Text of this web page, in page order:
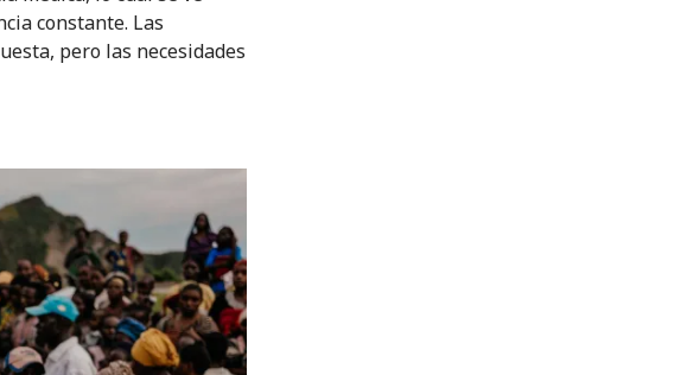
constante. Las
pero las necesidades